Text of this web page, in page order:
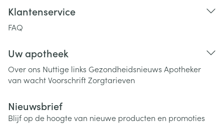
Klantenservice
FAQ
Uw apotheek
Over ons Nuttige links Gezondheidsnieuws Apotheker
van wachtVoorschriftZorgtarieven
Nieuwsbrief
Blijf op de hoogte van nieuwe producten en promoties